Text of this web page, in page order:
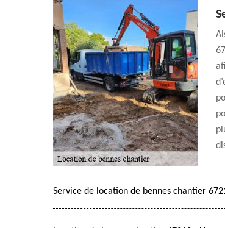
Service de location de bennes chantier